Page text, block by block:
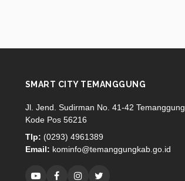
SMART CITY TEMANGGUNG
Jl. Jend. Sudirman No. 41-42 Temanggung
Kode Pos 56216
Tlp: (0293) 4961389
Email: kominfo@temanggungkab.go.id